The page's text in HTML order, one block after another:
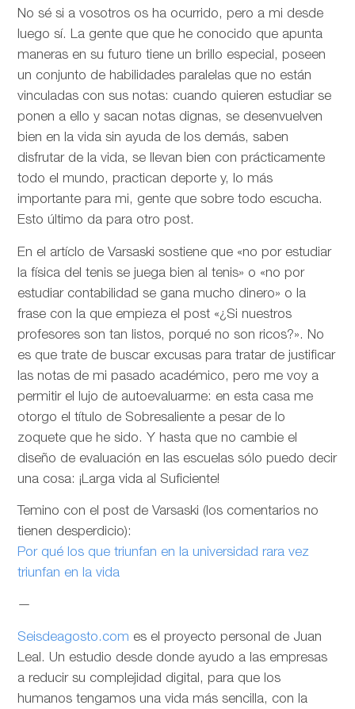
No sé si a vosotros os ha ocurrido, pero a mi desde
luego sí. La gente que que he conocido que apunta
maneras en su futuro tiene un brillo especial, poseen
un conjunto de habilidades paralelas que no están
vinculadas con sus notas: cuando quieren estudiar se
ponen a ello y sacan notas dignas, se desenvuelven
bien en la vida sin ayuda de los demás, saben
disfrutar de la vida, se llevan bien con prácticamente
todo el mundo, practican deporte y, lo más
importante para mi, gente que sobre todo escucha.
Esto último da para otro post.
En el artíclo deVarsaski sostiene que «no por estudiar
la física del tenis se juega bien al tenis» o «no por
estudiar contabilidad se gana mucho dinero» o la
frase con la que empieza el post «¿Si nuestros
profesores son tan listos, porqué no son ricos?». No
es que trate de buscar excusas para tratar de justificar
las notas de mi pasado académico, pero me voy a
permitir el lujo de autoevaluarme: en esta casa me
otorgo el título de Sobresaliente a pesar de lo
zoquete que he sido. Y hasta que no cambie el
diseño de evaluación en las escuelas sólo puedo decir
una cosa: ¡Larga vida al Suficiente!
Temino con el post de Varsaski (los comentarios no
tienen desperdicio):
Por qué los que triunfan en la universidad rara vez
triunfan en la vida
—
Seisdeagosto.com es el proyecto personal de Juan
Leal. Un estudio desde donde ayudo a las empresas
a reducir su complejidad digital, para que los
humanos tengamos una vida más sencilla, con la